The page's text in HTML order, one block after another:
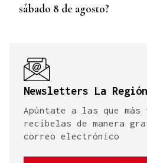
sábado 8 de agosto?
Newsletters La Región
Apúntate a las que
recíbelas de manera
correo electrónico